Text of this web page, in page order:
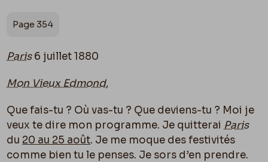
Date de fin
Lieu de conservation
Belgique, Bruxelles, Musées Royaux des
Beaux-Arts de Belgique, Archives de l'Art
Contemporain
Page 354
Paris6 juillet 1880
Mon Vieux Edmond,
Que fais-tu ? Où vas-tu ? Que deviens-tu ? Moi je
veux te dire mon programme. Je quitterai Paris
du 20 au 25 août. Je me moque des festivités
comme bien tu le penses. Je sors d’en prendre.